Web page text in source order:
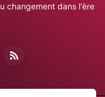
changement dans l'ère